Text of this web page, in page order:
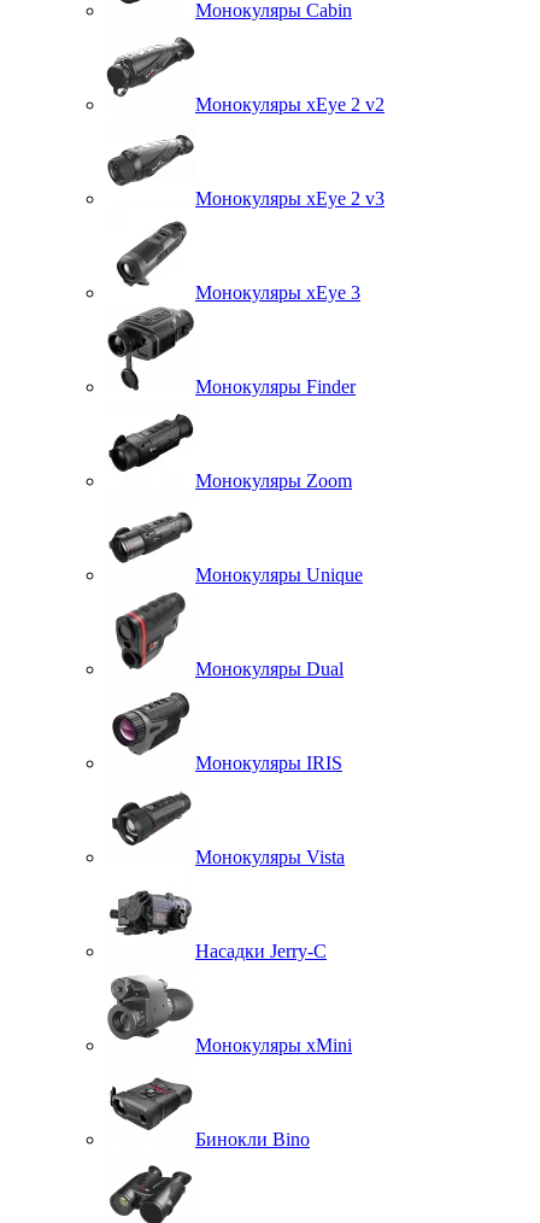
Монокуляры Cabin
Монокуляры xEye 2 v2
Монокуляры xEye 2 v3
Монокуляры xEye 3
Монокуляры Finder
Монокуляры Zoom
Монокуляры Unique
Монокуляры Dual
Монокуляры IRIS
Монокуляры Vista
Насадки Jerry-C
Монокуляры xMini
Бинокли Bino